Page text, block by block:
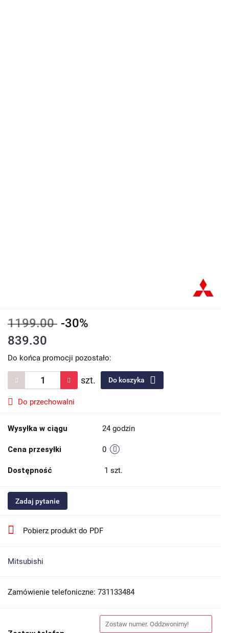
1199.00 -30%
839.30
Do końca promocji pozostało:
szt. Do koszyka
Do przechowalni
Wysyłka w ciągu 24 godzin
Cena przesyłki 0
Dostępność 1 szt.
Zadaj pytanie
Pobierz produkt do PDF
Mitsubishi
Zamówienie telefoniczne: 731133484